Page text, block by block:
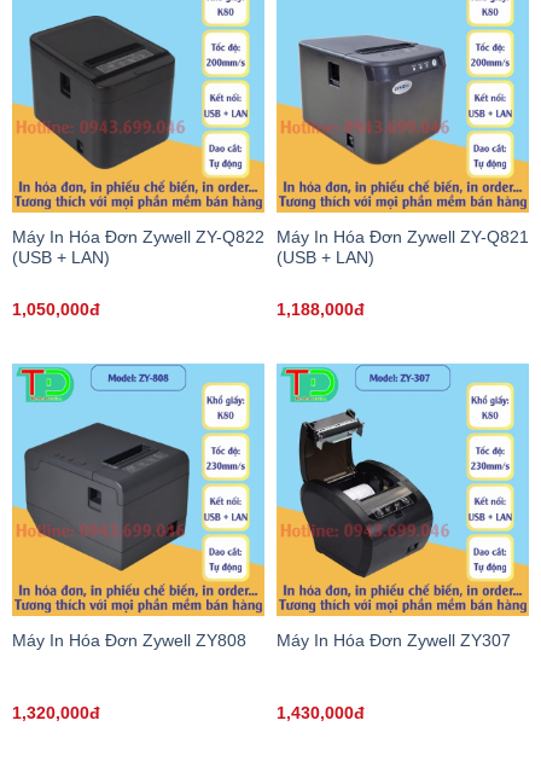
Máy In Hóa Đơn Zywell ZY-Q822
(USB + LAN)
1,050,000đ
Máy In Hóa Đơn Zywell ZY-Q821
(USB + LAN)
1,188,000đ
Máy In Hóa Đơn Zywell ZY808
1,320,000đ
Máy In Hóa Đơn Zywell ZY307
1,430,000đ